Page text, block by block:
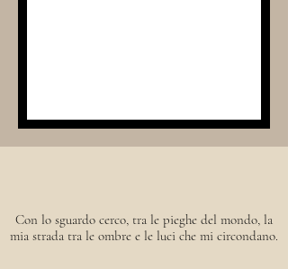
Con lo sguardo cerco, tra le pieghe del mondo, la
mia strada tra le ombre e le luci che mi circondano.